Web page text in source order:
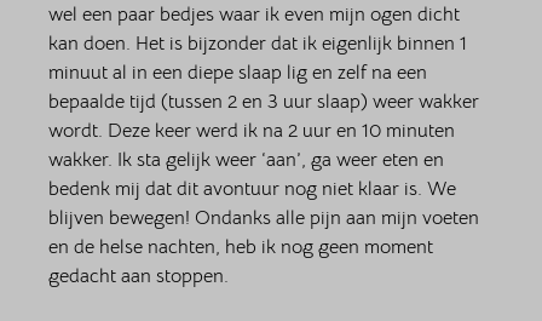
wel een paar bedjes waar ik even mijn ogen dicht
kan doen. Het is bijzonder dat ik eigenlijk binnen 1
minuut al in een diepe slaap lig en zelf na een
bepaalde tijd (tussen 2 en 3 uur slaap) weer wakker
wordt. Deze keer werd ik na 2 uur en 10 minuten
wakker. Ik sta gelijk weer ‘aan’, ga weer eten en
bedenk mij dat dit avontuur nog niet klaar is. We
blijven bewegen! Ondanks alle pijn aan mijn voeten
en de helse nachten, heb ik nog geen moment
gedacht aan stoppen.